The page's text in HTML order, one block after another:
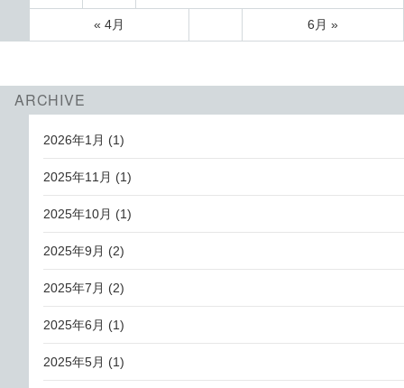
« 4月 6月 »
ARCHIVE
2026年1月 (1)
2025年11月 (1)
2025年10月 (1)
2025年9月 (2)
2025年7月 (2)
2025年6月 (1)
2025年5月 (1)